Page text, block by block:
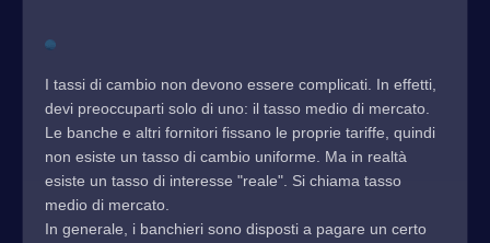
I tassi di cambio non devono essere complicati. In effetti,
devi preoccuparti solo di uno: il tasso medio di mercato.
Le banche e altri fornitori fissano le proprie tariffe, quindi
non esiste un tasso di cambio uniforme. Ma in realtà
esiste un tasso di interesse "reale". Si chiama tasso
medio di mercato.
In generale, i banchieri sono disposti a pagare un certo